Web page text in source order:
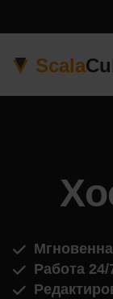
Scala
Работа 24/